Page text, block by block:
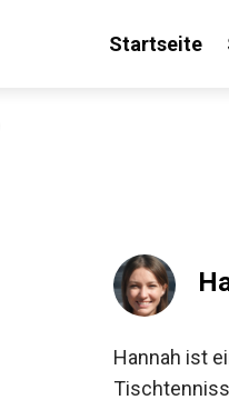
Startseite
Hannah ist
Decathlon an!